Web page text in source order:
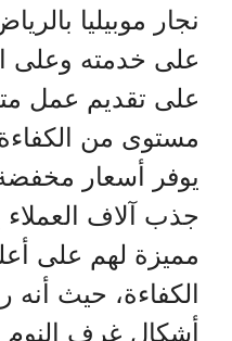
نجار موبيليا
على خدمته وعلى
على تقديم عمل
مستوى من الكفاءة
يوفر أسعار
جذب آلاف العملاء
مميزة لهم على
الكفاءة، حيث
أشكال غرف